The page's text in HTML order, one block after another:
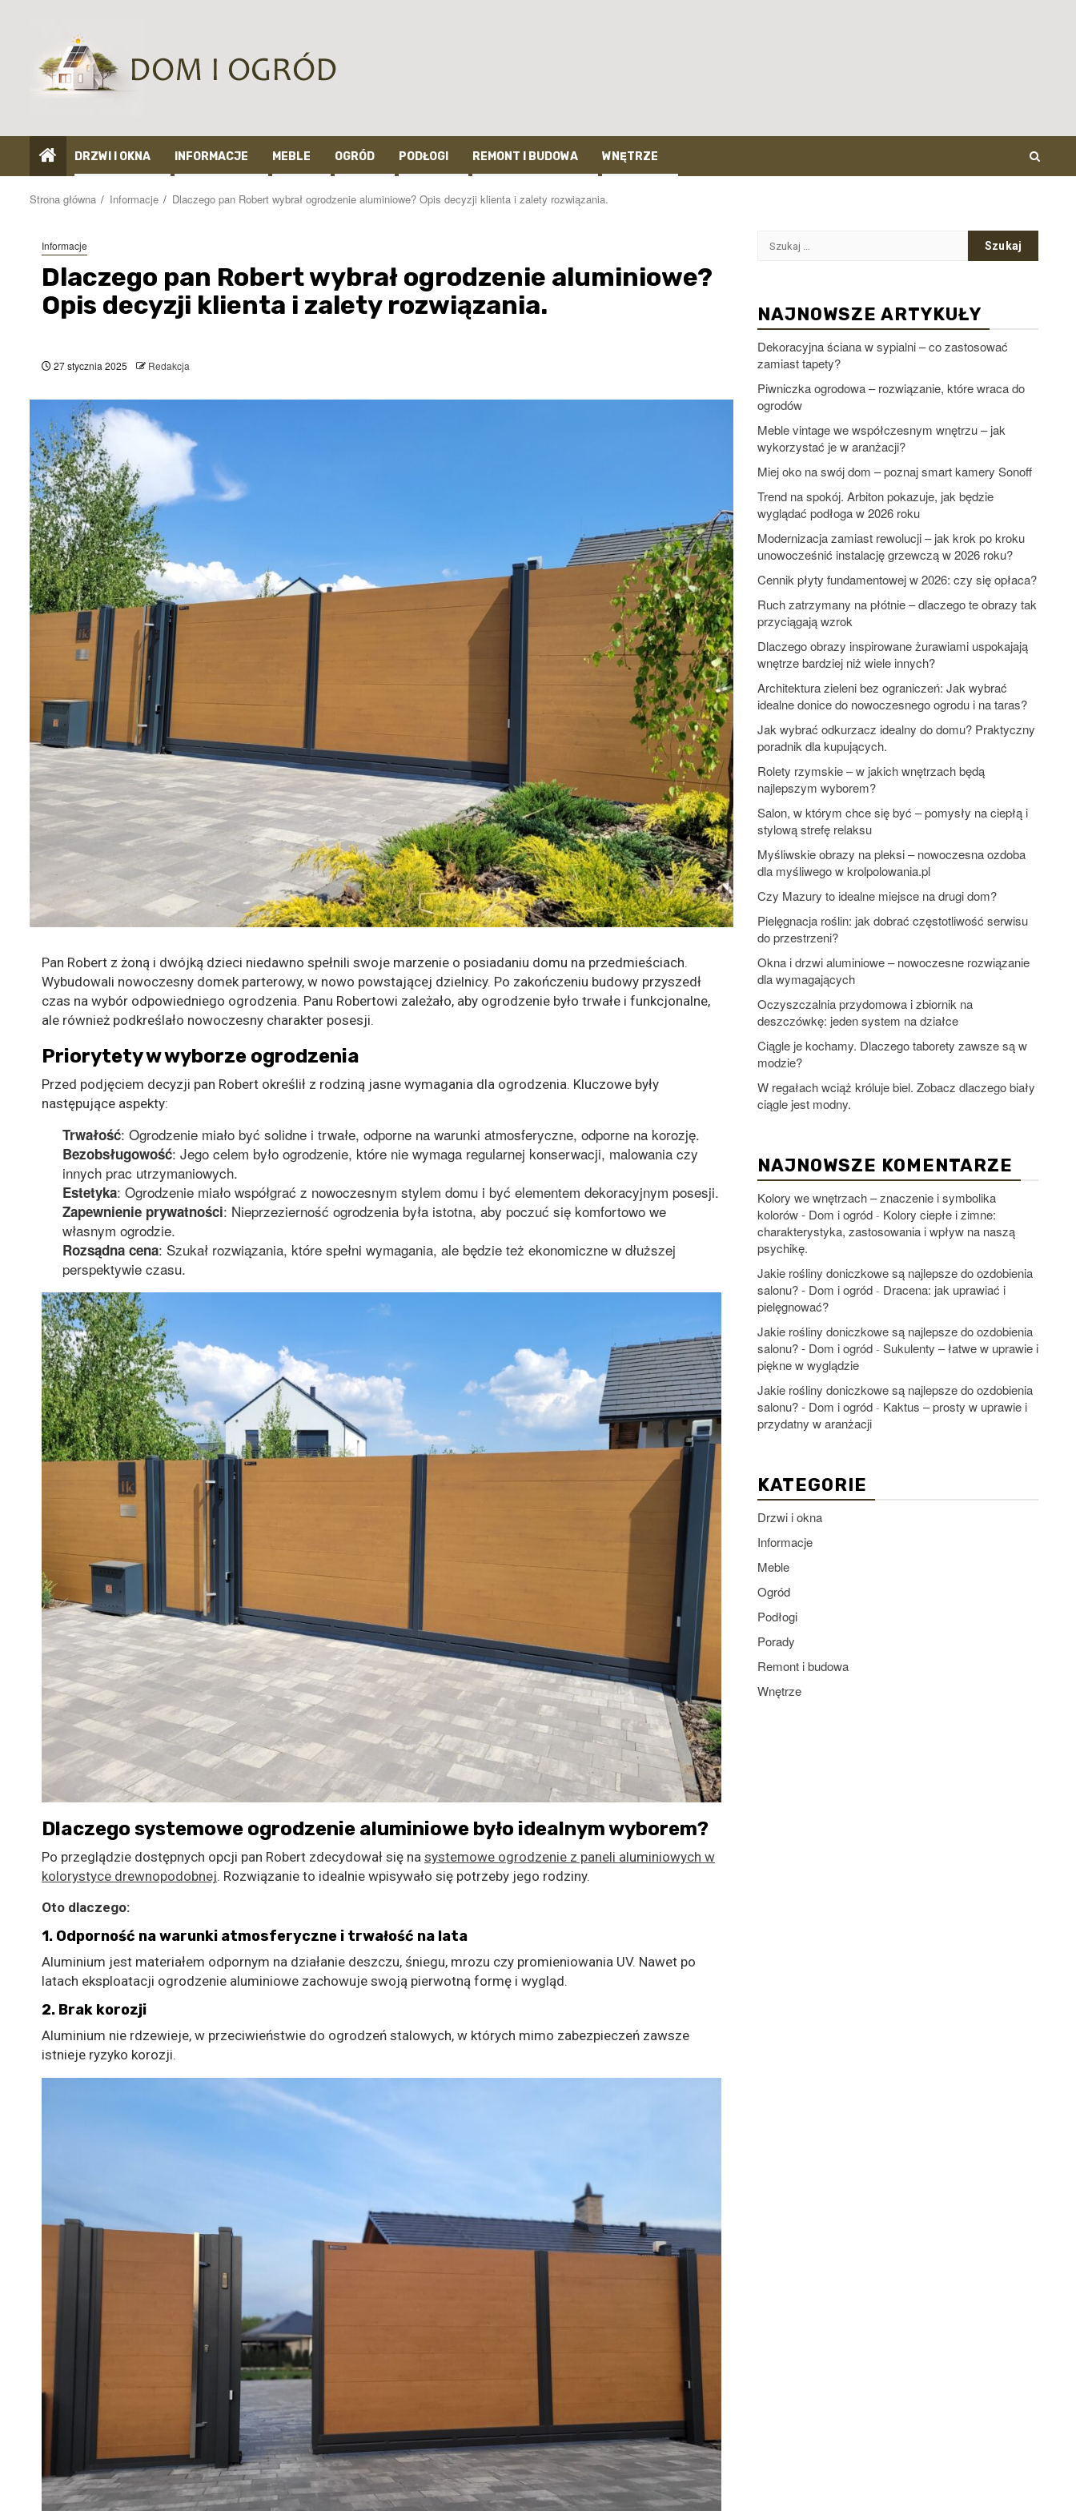
DRZWI I OKNA INFORMACJE MEBLE OGRÓD PODŁOGI REMONT I BUDOWA WNĘTRZE
Strona główna Informacje Dlaczego pan Robert wybrał ogrodzenie aluminiowe? Opis decyzji klienta i zalety rozwiązania.
Informacje
Dlaczego pan Robert wybrał ogrodzenie aluminiowe?
Opis decyzji klienta i zalety rozwiązania.
27 stycznia 2025 Redakcja
Pan Robert z żoną i dwójką dzieci niedawno spełnili swoje marzenie o posiadaniu domu na przedmieściach.
Wybudowali nowoczesny domek parterowy, w nowo powstającej dzielnicy. Po zakończeniu budowy przyszedł
czas na wybór odpowiedniego ogrodzenia. Panu Robertowi zależało, aby ogrodzenie było trwałe i funkcjonalne,
ale również podkreślało nowoczesny charakter posesji.
Priorytety w wyborze ogrodzenia
Przed podjęciem decyzji pan Robert określił z rodziną jasne wymagania dla ogrodzenia. Kluczowe były
następujące aspekty:
Trwałość: Ogrodzenie miało być solidne i trwałe, odporne na warunki atmosferyczne, odporne na korozję.
Bezobsługowość: Jego celem było ogrodzenie, które nie wymaga regularnej konserwacji, malowania czy
innych prac utrzymaniowych.
Estetyka: Ogrodzenie miało współgrać z nowoczesnym stylem domu i być elementem dekoracyjnym posesji.
Zapewnienie prywatności: Nieprzezierność ogrodzenia była istotna, aby poczuć się komfortowo we
własnym ogrodzie.
Rozsądna cena: Szukał rozwiązania, które spełni wymagania, ale będzie też ekonomiczne w dłuższej
perspektywie czasu.
Dlaczego systemowe ogrodzenie aluminiowe było idealnym wyborem?
Po przeglądzie dostępnych opcji pan Robert zdecydował się na systemowe ogrodzenie z paneli aluminiowych w
kolorystyce drewnopodobnej. Rozwiązanie to idealnie wpisywało się potrzeby jego rodziny.
Oto dlaczego:
1. Odporność na warunki atmosferyczne i trwałość na lata
Aluminium jest materiałem odpornym na działanie deszczu, śniegu, mrozu czy promieniowania UV. Nawet po
latach eksploatacji ogrodzenie aluminiowe zachowuje swoją pierwotną formę i wygląd.
2. Brak korozji
Aluminium nie rdzewieje, w przeciwieństwie do ogrodzeń stalowych, w których mimo zabezpieczeń zawsze
istnieje ryzyko korozji.
Szukaj:
NAJNOWSZE ARTYKUŁY
Dekoracyjna ściana w sypialni – co zastosować
zamiast tapety?
Piwniczka ogrodowa – rozwiązanie, które wraca do
ogrodów
Meble vintage we współczesnym wnętrzu – jak
wykorzystać je w aranżacji?
Miej oko na swój dom – poznaj smart kamery Sonoff
Trend na spokój. Arbiton pokazuje, jak będzie
wyglądać podłoga w 2026 roku
Modernizacja zamiast rewolucji – jak krok po kroku
unowocześnić instalację grzewczą w 2026 roku?
Cennik płyty fundamentowej w 2026: czy się opłaca?
Ruch zatrzymany na płótnie – dlaczego te obrazy tak
przyciągają wzrok
Dlaczego obrazy inspirowane żurawiami uspokajają
wnętrze bardziej niż wiele innych?
Architektura zieleni bez ograniczeń: Jak wybrać
idealne donice do nowoczesnego ogrodu i na taras?
Jak wybrać odkurzacz idealny do domu? Praktyczny
poradnik dla kupujących.
Rolety rzymskie – w jakich wnętrzach będą
najlepszym wyborem?
Salon, w którym chce się być – pomysły na ciepłą i
stylową strefę relaksu
Myśliwskie obrazy na pleksi – nowoczesna ozdoba
dla myśliwego w krolpolowania.pl
Czy Mazury to idealne miejsce na drugi dom?
Pielęgnacja roślin: jak dobrać częstotliwość serwisu
do przestrzeni?
Okna i drzwi aluminiowe – nowoczesne rozwiązanie
dla wymagających
Oczyszczalnia przydomowa i zbiornik na
deszczówkę: jeden system na działce
Ciągle je kochamy. Dlaczego taborety zawsze są w
modzie?
W regałach wciąż króluje biel. Zobacz dlaczego biały
ciągle jest modny.
NAJNOWSZE KOMENTARZE
Kolory we wnętrzach – znaczenie i symbolika
kolorów - Dom i ogród - Kolory ciepłe i zimne:
charakterystyka, zastosowania i wpływ na naszą
psychikę.
Jakie rośliny doniczkowe są najlepsze do ozdobienia
salonu? - Dom i ogród - Dracena: jak uprawiać i
pielęgnować?
Jakie rośliny doniczkowe są najlepsze do ozdobienia
salonu? - Dom i ogród - Sukulenty – łatwe w uprawie i
piękne w wyglądzie
Jakie rośliny doniczkowe są najlepsze do ozdobienia
salonu? - Dom i ogród - Kaktus – prosty w uprawie i
przydatny w aranżacji
KATEGORIE
Drzwi i okna
Informacje
Meble
Ogród
Podłogi
Porady
Remont i budowa
Wnętrze